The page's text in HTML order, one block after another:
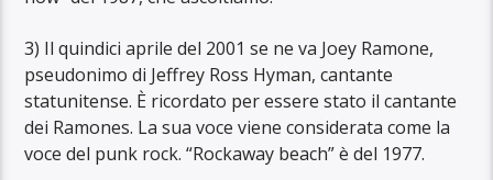
3) Il quindici aprile del 2001 se ne va Joey Ramone,
pseudonimo di Jeffrey Ross Hyman, cantante
statunitense. È ricordato per essere stato il cantante
dei Ramones. La sua voce viene considerata come la
voce del punk rock. “Rockaway beach” è del 1977.